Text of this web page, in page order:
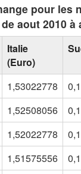
pour
de aout 2010 à
Italie
(Euro)
1,53022778
1,52508056
1,52022778
1,51575556